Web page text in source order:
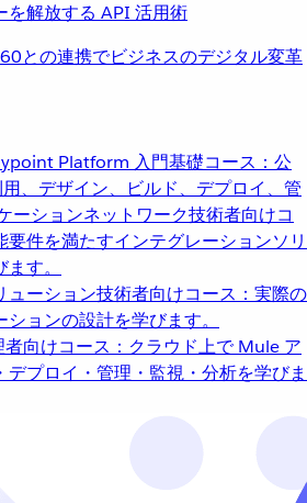
を解放する API 活用術
との連携でビジネスのデジタル変革
Platform 入門基礎コース：公
、デザイン、ビルド、デプロイ、管
ーションネットワーク技術者向けコ
件を満たすインテグレーションソリ
す。
ューション技術者向けコース：実際の
ョンの設計を学びます。
向けコース：クラウド上で Mule ア
プロイ・管理・監視・分析を学びま